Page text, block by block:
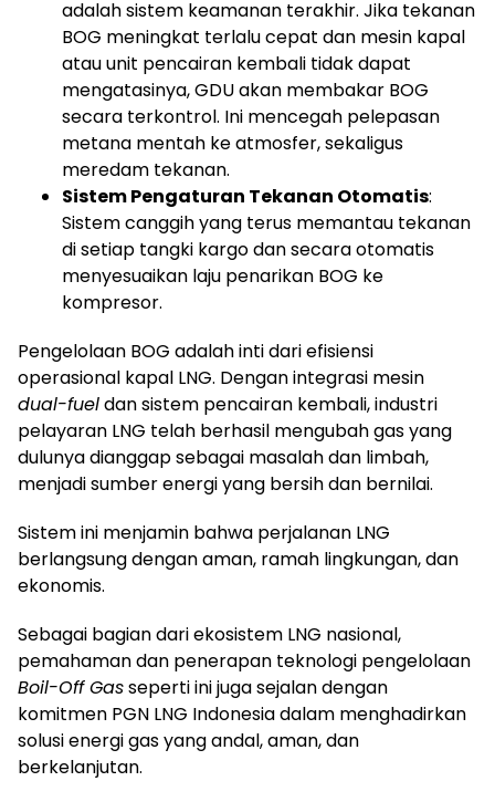
adalah sistem keamanan terakhir. Jika tekanan
BOG meningkat terlalu cepat dan mesin kapal
atau unit pencairan kembali tidak dapat
mengatasinya, GDU akan membakar BOG
secara terkontrol. Ini mencegah pelepasan
metana mentah ke atmosfer, sekaligus
meredam tekanan.
Sistem Pengaturan Tekanan Otomatis:
Sistem canggih yang terus memantau tekanan
di setiap tangki kargo dan secara otomatis
menyesuaikan laju penarikan BOG ke
kompresor.
Pengelolaan BOG adalah inti dari efisiensi
operasional kapal LNG. Dengan integrasi mesin
dual-fueldan sistem pencairan kembali, industri
pelayaran LNG telah berhasil mengubah gas yang
dulunya dianggap sebagai masalah dan limbah,
menjadi sumber energi yang bersih dan bernilai.
Sistem ini menjamin bahwa perjalanan LNG
berlangsung dengan aman, ramah lingkungan, dan
ekonomis.
Sebagai bagian dari ekosistem LNG nasional,
pemahaman dan penerapan teknologi pengelolaan
Boil-Off Gasseperti ini juga sejalan dengan
komitmen PGN LNG Indonesia dalam menghadirkan
solusi energi gas yang andal, aman, dan
berkelanjutan.